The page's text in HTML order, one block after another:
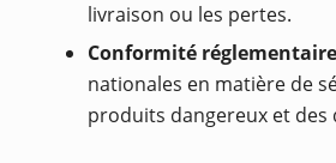
livraison ou les pertes.
Conformité réglementaire
nationales en matière de
produits dangereux et des